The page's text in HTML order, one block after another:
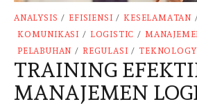
ANALYSIS / EFISIENSI / KESELAMATAN
KOMUNIKASI / LOGISTIC /
PELABUHAN / REGULASI / TEKNOLOGY
TRAINING
MANAJEMEN